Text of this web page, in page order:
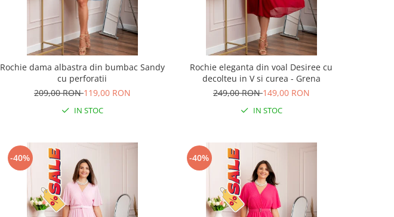
Rochie dama albastra din bumbac Sandy
cu perforatii
209,00 RON119,00 RON
IN STOC
Rochie eleganta din voal Desiree cu
decolteu in V si curea - Grena
249,00 RON149,00 RON
IN STOC
-40% -40%